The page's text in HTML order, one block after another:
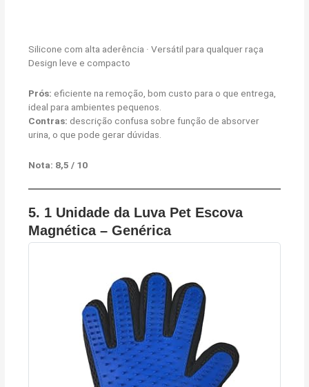
Silicone com alta aderência · Versátil para qualquer raça
Design leve e compacto
Prós: eficiente na remoção, bom custo para o que entrega,
ideal para ambientes pequenos.
Contras: descrição confusa sobre função de absorver
urina, o que pode gerar dúvidas.
Nota: 8,5 / 10
5. 1 Unidade da Luva Pet Escova
Magnética – Genérica